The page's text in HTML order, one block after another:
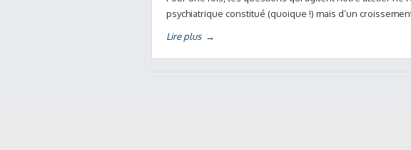
psychiatrique constitué (quoique !) mais d’un
Lire plus →